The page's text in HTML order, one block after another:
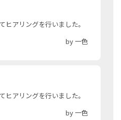
ヒアリングを行いました。
by 一色
ヒアリングを行いました。
by 一色